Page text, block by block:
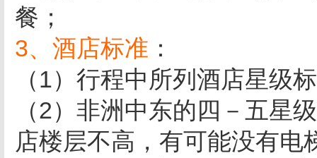
餐；
3、酒店标准 ：
（1）行程中所列酒店星级
（2）非洲中东的四－五星
店楼层不高，有可能没有电